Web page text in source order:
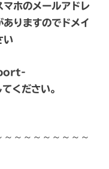
す。
は、情報掲載者
報掲載に関す
ビス内容）本
供する店舗情
ホームページ
サービスは、
時間行いま
ホのメールアドレ
りますのでドメイ
い
ください。
～～～～～～～～